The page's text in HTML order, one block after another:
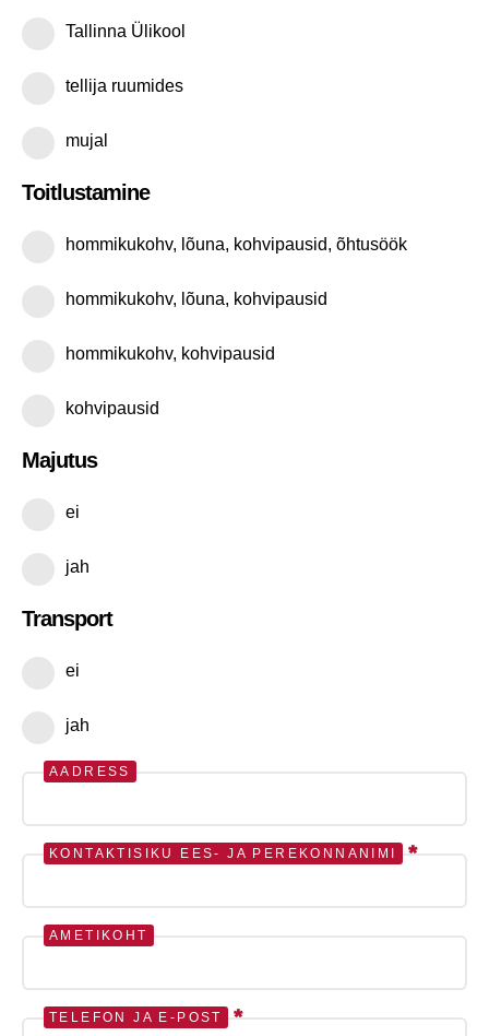
Tallinna Ülikool
tellija ruumides
mujal
Toitlustamine
hommikukohv, lõuna, kohvipausid, õhtusöök
hommikukohv, lõuna, kohvipausid
hommikukohv, kohvipausid
kohvipausid
Majutus
ei
jah
Transport
ei
jah
AADRESS
KONTAKTISIKU EES- JA PEREKONNANIMI *
AMETIKOHT
TELEFON JA E-POST *